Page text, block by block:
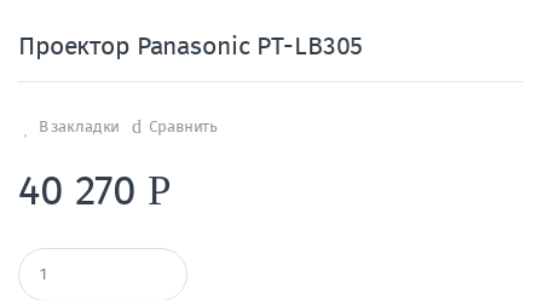
Проектор Panasonic PT-LB305
В закладки Сравнить
40 270 Р
К
о